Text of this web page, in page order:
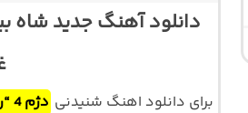
برای دانلود اهنگ شنیدنی دژم 4 “ریمیکس کردی غمگین”